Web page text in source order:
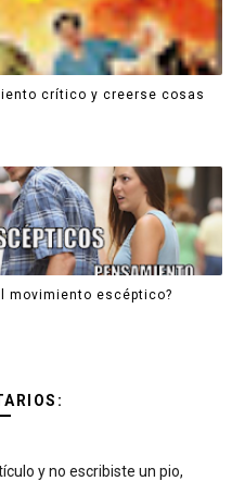
crítico y creerse cosas
movimiento escéptico?
y no escribiste un pio,